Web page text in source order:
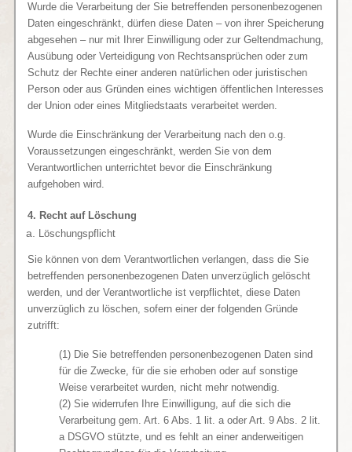
Wurde die Verarbeitung der Sie betreffenden personenbezogenen
Daten eingeschränkt, dürfen diese Daten – von ihrer Speicherung
abgesehen – nur mit Ihrer Einwilligung oder zur Geltendmachung,
Ausübung oder Verteidigung von Rechtsansprüchen oder zum
Schutz der Rechte einer anderen natürlichen oder juristischen
Person oder aus Gründen eines wichtigen öffentlichen Interesses
der Union oder eines Mitgliedstaats verarbeitet werden.
Wurde die Einschränkung der Verarbeitung nach den o.g.
Voraussetzungen eingeschränkt, werden Sie von dem
Verantwortlichen unterrichtet bevor die Einschränkung
aufgehoben wird.
4. Recht auf Löschung
Löschungspflicht
Sie können von dem Verantwortlichen verlangen, dass die Sie
betreffenden personenbezogenen Daten unverzüglich gelöscht
werden, und der Verantwortliche ist verpflichtet, diese Daten
unverzüglich zu löschen, sofern einer der folgenden Gründe
zutrifft:
(1) Die Sie betreffenden personenbezogenen Daten sind
für die Zwecke, für die sie erhoben oder auf sonstige
Weise verarbeitet wurden, nicht mehr notwendig.
(2) Sie widerrufen Ihre Einwilligung, auf die sich die
Verarbeitung gem. Art. 6 Abs. 1 lit. a oder Art. 9 Abs. 2 lit.
a DSGVO stützte, und es fehlt an einer anderweitigen